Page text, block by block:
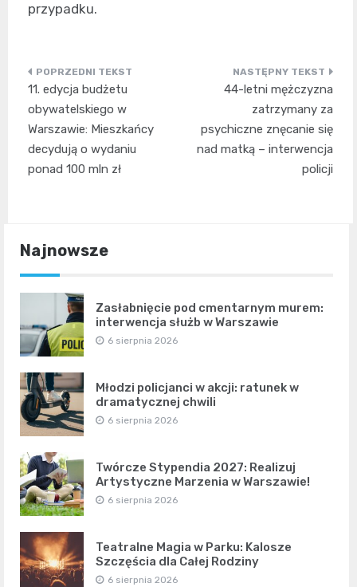
przypadku.
Nawigacja
wpisu
11. edycja budżetu
obywatelskiego w
Warszawie: Mieszkańcy
decydują o wydaniu
ponad 100 mln zł
44-letni mężczyzna
zatrzymany za
psychiczne znęcanie się
nad matką – interwencja
policji
Najnowsze
Zasłabnięcie pod cmentarnym murem:
interwencja służb w Warszawie
6 sierpnia 2026
Młodzi policjanci w akcji: ratunek w
dramatycznej chwili
6 sierpnia 2026
Twórcze Stypendia 2027: Realizuj
Artystyczne Marzenia w Warszawie!
6 sierpnia 2026
Teatralne Magia w Parku: Kalosze
Szczęścia dla Całej Rodziny
6 sierpnia 2026